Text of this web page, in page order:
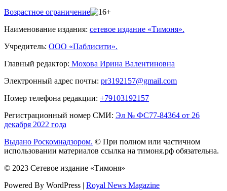
Возрастное ограничение
Наименование издания: сетевое издание «Тимоня».
Учредитель: ООО «Паблисити».
Главный редактор: Мохова Ирина Валентиновна
Электронный адрес почты: pr3192157@gmail.com
Номер телефона редакции: +79103192157
Регистрационный номер СМИ: Эл № ФС77-84364 от 26
декабря 2022 года
Выдано Роскомнадзором. © При полном или частичном
использовании материалов ссылка на тимоня.рф обязательна.
© 2023 Сетевое издание «Тимоня»
Powered By WordPress | Royal News Magazine